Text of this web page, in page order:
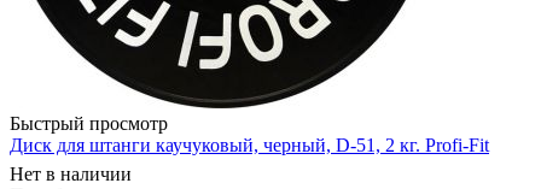
Быстрый просмотр
Диск для штанги каучуковый, черный, D-51, 2 кг. Profi-Fit
Нет в наличии